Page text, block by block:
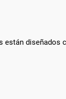
están diseñados